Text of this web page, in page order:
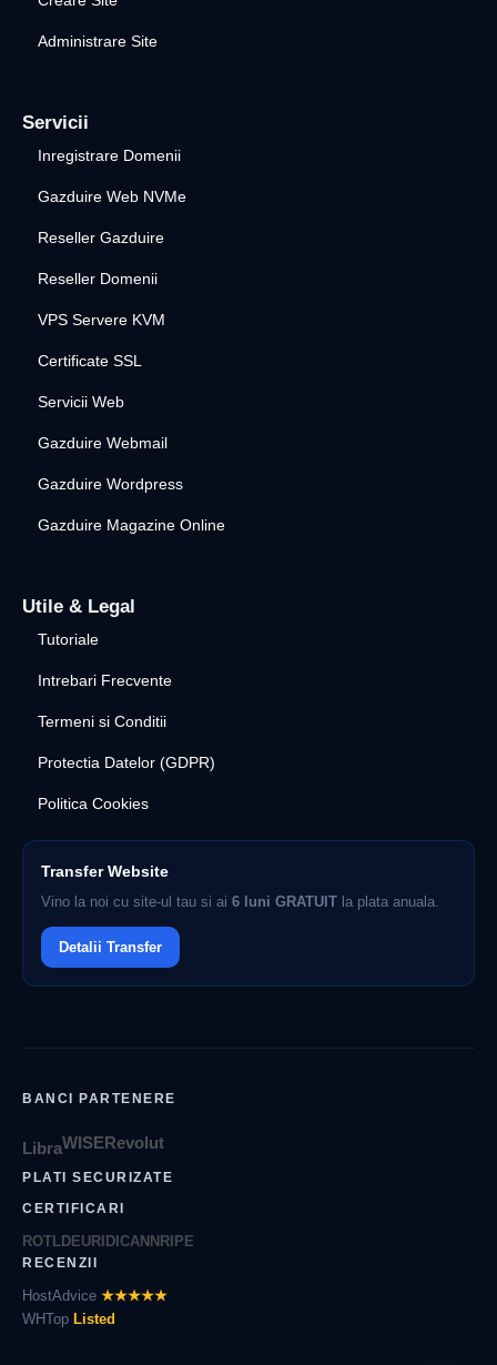
Administrare Site
Servicii
Inregistrare Domenii
Gazduire Web NVMe
Reseller Gazduire
Reseller Domenii
VPS Servere KVM
Certificate SSL
Servicii Web
Gazduire Webmail
Gazduire Wordpress
Gazduire Magazine Online
Utile & Legal
Tutoriale
Intrebari Frecvente
Termeni si Conditii
Protectia Datelor (GDPR)
Politica Cookies
Transfer Website
Vino la noi cu site-ul tau si ai 6 luni GRATUIT la plata anuala.
Detalii Transfer
BANCI PARTENERE
LibraWISERevolut
PLATI SECURIZATE
CERTIFICARI
ROTLDEURIDICANNRIPE
RECENZII
HostAdvice ★★★★★
WHTop Listed